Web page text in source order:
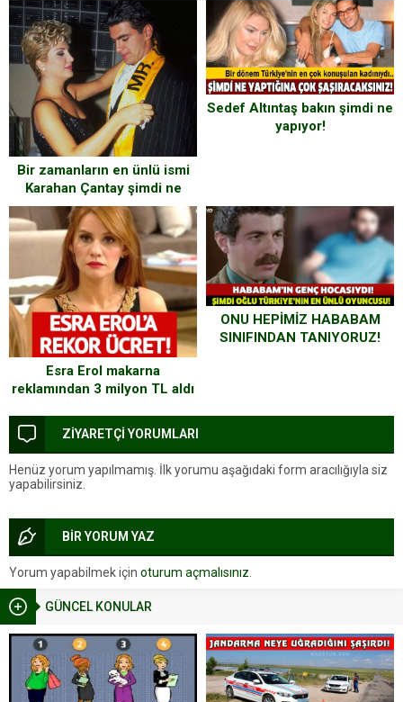
GÜNCEL KONULAR
Bir zamanların en ünlü ismi
Karahan Çantay şimdi ne
yapıyor?
Sedef Altıntaş bakın şimdi ne
yapıyor!
Esra Erol makarna
reklamından 3 milyon TL aldı
ONU HEPİMİZ HABABAM
SINIFINDAN TANIYORUZ!
ZİYARETÇİ YORUMLARI
Henüz yorum yapılmamış. İlk yorumu aşağıdaki form aracılığıyla siz
yapabilirsiniz.
BİR YORUM YAZ
Yorum yapabilmek için oturum açmalısınız.